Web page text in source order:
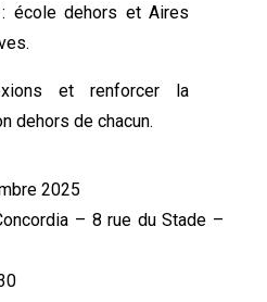
école dehors et Aires
et renforcer la
dehors de chacun.
2025
– 8 rue du Stade –